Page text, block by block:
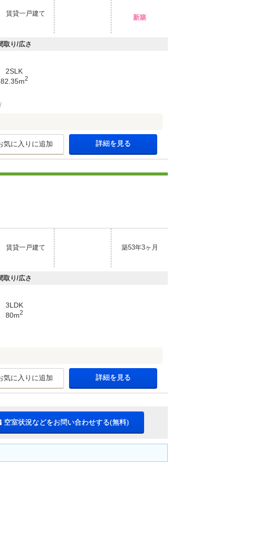
賃貸一戸建て
新築
取り/広さ
2SLK
82.35m2
気に入りに追加 詳細を見る
賃貸一戸建て 築53年3ヶ月
取り/広さ
3LDK
80m2
気に入りに追加 詳細を見る
空室状況などをお問い合わせする(無料)